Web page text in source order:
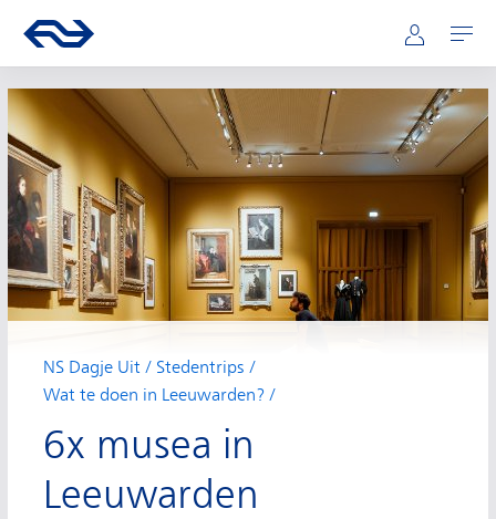
Hoofdnavigatie
Ga naar de homepage van ns.nl Mijn NS
Openen
NS Dagje Uit
Stedentrips
Wat te doen in Leeuwarden?
6x musea in
Leeuwarden